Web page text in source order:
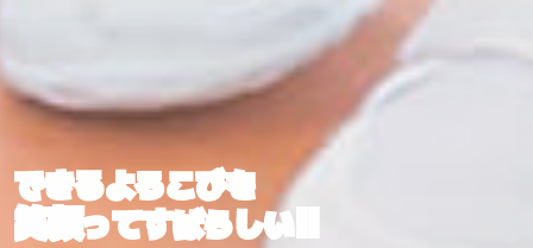
2026.06.17
6/26 10時より、2026サマースクールの参加募集を開始しま
す！
できるよろこびを
笑顔 ってすばらしい